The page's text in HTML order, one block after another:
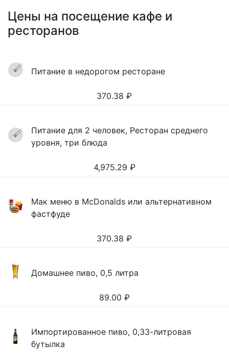
Цены на посещение кафе и
ресторанов
Питание в недорогом ресторане
370.38 ₽
Питание для 2 человек, Ресторан среднего
уровня, три блюда
4,975.29 ₽
Мак меню в McDonalds или альтернативном
фастфуде
370.38 ₽
Домашнее пиво, 0,5 литра
89.00 ₽
Импортированное пиво, 0,33-литровая
бутылка